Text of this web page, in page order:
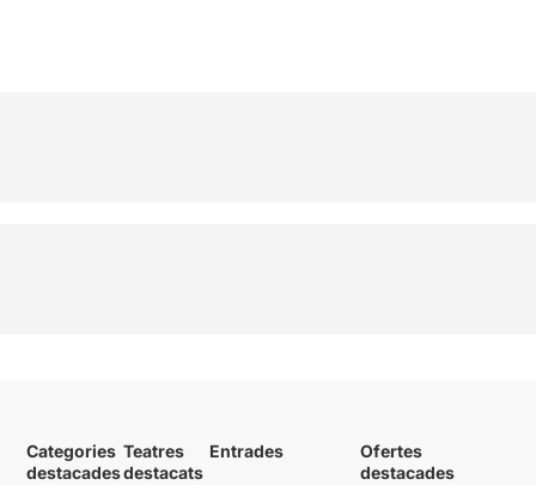
Categories
destacades
Teatres
destacats
Entrades
Ofertes
destacades